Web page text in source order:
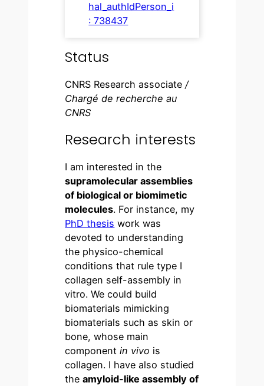
hal_authIdPerson_i
: 738437
Status
CNRS Research associate/
Chargé de recherche au
CNRS
Research interests
I am interested in the
supramolecular assemblies
of biological or biomimetic
molecules. For instance, my
PhD thesis work was
devoted to understanding
the physico-chemical
conditions that rule type I
collagen self-assembly in
vitro. We could build
biomaterials mimicking
biomaterials such as skin or
bone, whose main
componentin vivo is
collagen. I have also studied
theamyloid-like assembly of